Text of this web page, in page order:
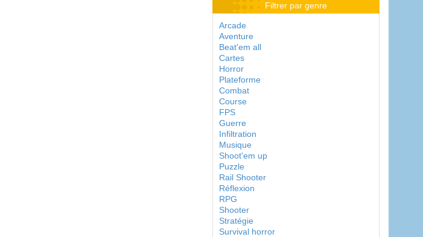
Filtrer par genre
Arcade
Aventure
Beat'em all
Cartes
Horror
Plateforme
Combat
Course
FPS
Guerre
Infiltration
Musique
Shoot'em up
Puzzle
Rail Shooter
Réflexion
RPG
Shooter
Stratégie
Survival horror